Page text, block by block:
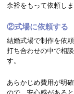
余裕をもって依頼しま
②式場に依頼する
結婚式場で制作を依
打ち合わせの中で相
す。
あらかじめ費用が明